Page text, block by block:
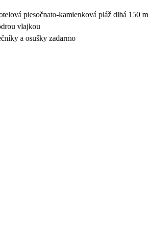
piesočnato-kamienková pláž dlhá 150 m
vlajkou
a osušky zadarmo